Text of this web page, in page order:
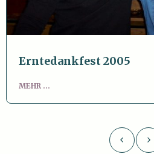
Erntedankfest 2005
MEHR ...